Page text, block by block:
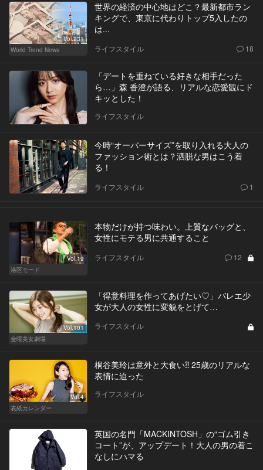
Vol.231
World Trend News
世界の経済の中心地はどこ？最新都市ラン
キングで、東京に代わりトップ5入したの
は...
ライフスタイル 18
「デートを重ねている好きな相手だった
ら…」森 香澄が語る、リアルな恋愛観にド
キッとした！
ライフスタイル
今時“オーバーサイズ”を取り入れる大人の
ファッション術とは？洒脱な男はこう着
る！
ライフスタイル 1
Vol.19
港区モード
本物だけが持つ味わい。上質なバッグと、
女性にモテる男に共通すること
ライフスタイル 12
Vol.101
金曜美女劇場
「得意料理を作ってあげたい♡」バレエ少
女が大人の女性に変貌をとげて…
ライフスタイル
Vol.4
表紙カレンダー
桐谷美玲は意外と大食い⁈ 25歳のリアルな
表情に迫った
ライフスタイル
英国の名門「MACKINTOSH」の“ゴム引き
コート”が、アップデート！大人の男の着こ
なしにハマる